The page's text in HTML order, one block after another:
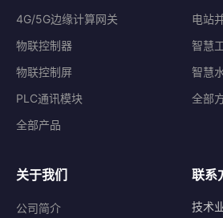
4G/5G边缘计算网关
物联控制器
物联控制屏
PLC通讯模块
全部产品
电站
智慧
智慧
全部
关于我们
公司简介
联系
技术